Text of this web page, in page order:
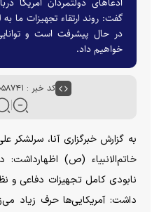
گفت: روند ارتقاء تجهیزات ما
در حال پیشرفت است و
خواهیم داد.
کد خبر : ۱۰۵۸۷۴۱
به گزارش خبرگزاری آنا، سرلشکر
خاتم‌الانبیاء (ص) اظهارداشت:
نابودی کامل تجهیزات دفاعی و
داشت: آمریکایی‌ها حرف زیاد